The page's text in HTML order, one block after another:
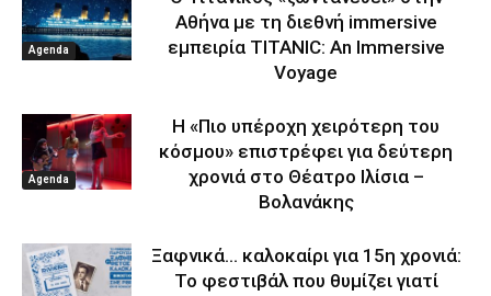
Agenda
Αθήνα με τη διεθνή immersive
εμπειρία TITANIC: An Immersive
Voyage
Agenda
Η «Πιο υπέροχη χειρότερη του
κόσμου» επιστρέφει για δεύτερη
χρονιά στο Θέατρο Ιλίσια –
Βολανάκης
Ξαφνικά… καλοκαίρι για 15η χρονιά:
Το φεστιβάλ που θυμίζει γιατί